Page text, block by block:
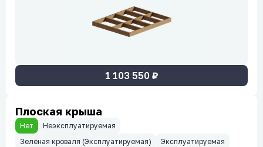
1 103 550₽
Плоская крыша
Нет
Неэксплуатируемая
Зелёная кроваля (Эксплуатируемая)
Эксплуатируемая